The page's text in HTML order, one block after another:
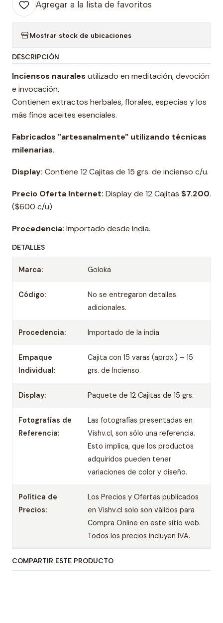
Agregar a la lista de favoritos
Mostrar stock de ubicaciones
DESCRIPCIÓN
Inciensos naurales utilizado en meditación, devoción
e invocación.
Contienen extractos herbales, florales, especias y los
más finos aceites esenciales.
Fabricados "artesanalmente" utilizando técnicas
milenarias.
Display: Contiene 12 Cajitas de 15 grs. de incienso c/u.
Precio Oferta Internet: Display de 12 Cajitas $7.200.
($600 c/u)
Procedencia: Importado desde India.
DETALLES
Marca: Goloka
Código:
No se entregaron detalles
adicionales.
Procedencia: Importado de la india
Empaque
Individual:
Cajita con 15 varas (aprox.) – 15
grs. de Incienso.
Display: Paquete de 12 Cajitas de 15 grs.
Fotografías de
Referencia:
Las fotografías presentadas en
Vishv.cl, son sólo una referencia.
Esto implica, que los productos
adquiridos pueden tener
variaciones de color y diseño.
Política de
Precios:
Los Precios y Ofertas publicados
en Vishv.cl solo son válidos para
Compra Online en este sitio web.
Todos los precios incluyen IVA.
COMPARTIR ESTE PRODUCTO